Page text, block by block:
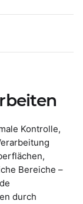
Kontrolle,
Bereiche –
durch